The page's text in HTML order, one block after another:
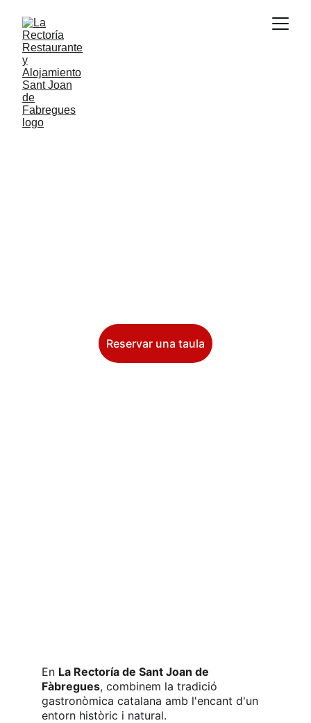
Reservar una taula
En La Rectoría de Sant Joan de
Fàbregues, combinem la tradició
gastronòmica catalana amb l'encant d'un
entorn històric i natural.